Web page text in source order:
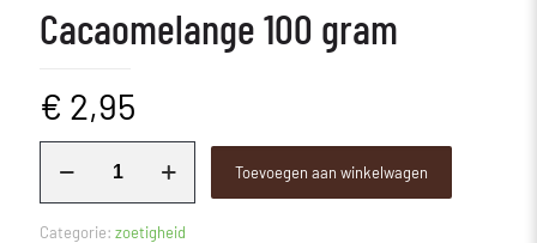
Cacaomelange 100 gram
€ 2,95
100
Toevoegen aan winkelwagen
Categorie: zoetigheid